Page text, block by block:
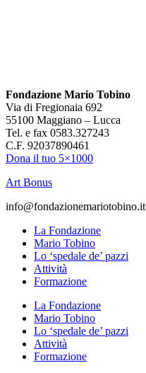
Fondazione Mario Tobino
Via di Fregionaia 692
55100 Maggiano – Lucca
Tel. e fax 0583.327243
C.F. 92037890461
Dona il tuo 5×1000
Art Bonus
info@fondazionemariotobino.it
La Fondazione
Mario Tobino
Lo ‘spedale de’ pazzi
Attività
Formazione
La Fondazione
Mario Tobino
Lo ‘spedale de’ pazzi
Attività
Formazione